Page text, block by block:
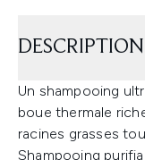
DESCRIPTION
Un shampooing
boue thermale
racines grasses
Shampooing